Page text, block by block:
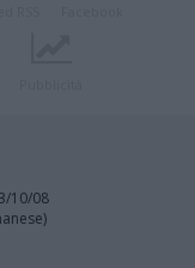
10/08